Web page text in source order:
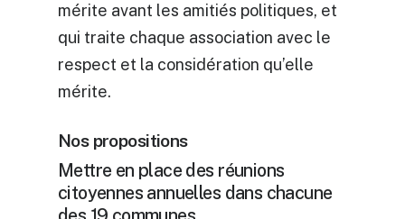
mérite avant les amitiés politiques, et
qui traite chaque association avec le
respect et la considération qu’elle
mérite.
Nos propositions
Mettre en place des réunions
citoyennes annuelles dans chacune
des 19 communes